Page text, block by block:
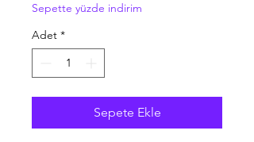
Sepette yüzde indirim
Adet *
Sepete Ekle